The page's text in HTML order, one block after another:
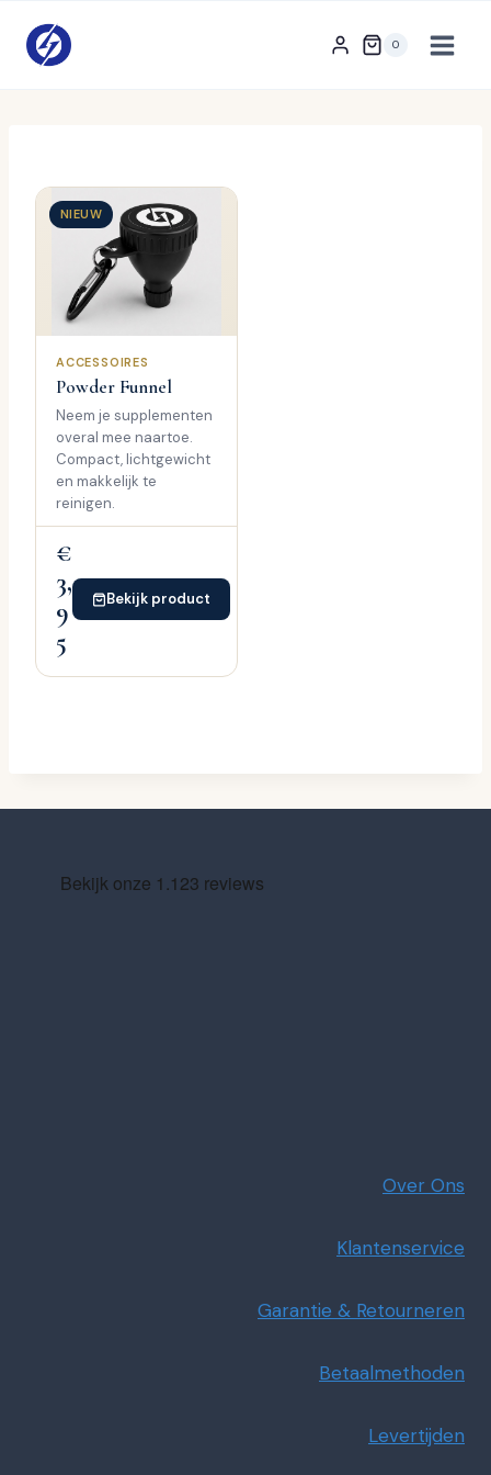
naar
inhoud
0
NIEUW
ACCESSOIRES
Powder Funnel
Neem je supplementen
overal mee naartoe.
Compact, lichtgewicht
en makkelijk te
reinigen.
€
3,
9
5
Bekijk product
Over Ons
Klantenservice
Garantie & Retourneren
Betaalmethoden
Levertijden